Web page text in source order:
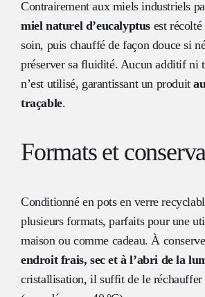
Contrairement aux miels industriels
miel naturel d’eucalyptusest récolté
soin, puis chauffé de façon douce si
préserver sa fluidité. Aucun additif ni
n’est utilisé, garantissant un produit
traçable.
Formats et
Conditionné en pots en verre
plusieurs formats, parfaits pour une
maison ou comme cadeau. À
endroit frais, sec et à l’abri de la
cristallisation, il suffit de le réchauffer